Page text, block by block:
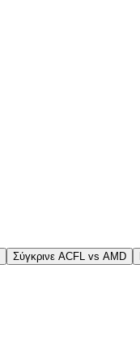
Σύγκρινε ACFL vs AMD